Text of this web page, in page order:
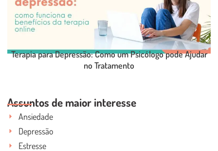
Terapia para Depressão: Como um Psicólogo pode Ajudar
no Tratamento
Assuntos de maior interesse
Ansiedade
Depressão
Estresse